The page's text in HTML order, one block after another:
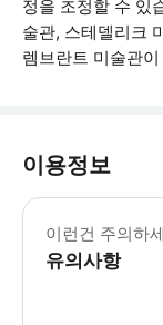
정을 조정할 수 있
술관, 스테델리크
렘브란트 미술관
이용정보
이런건 주의하
유의사항